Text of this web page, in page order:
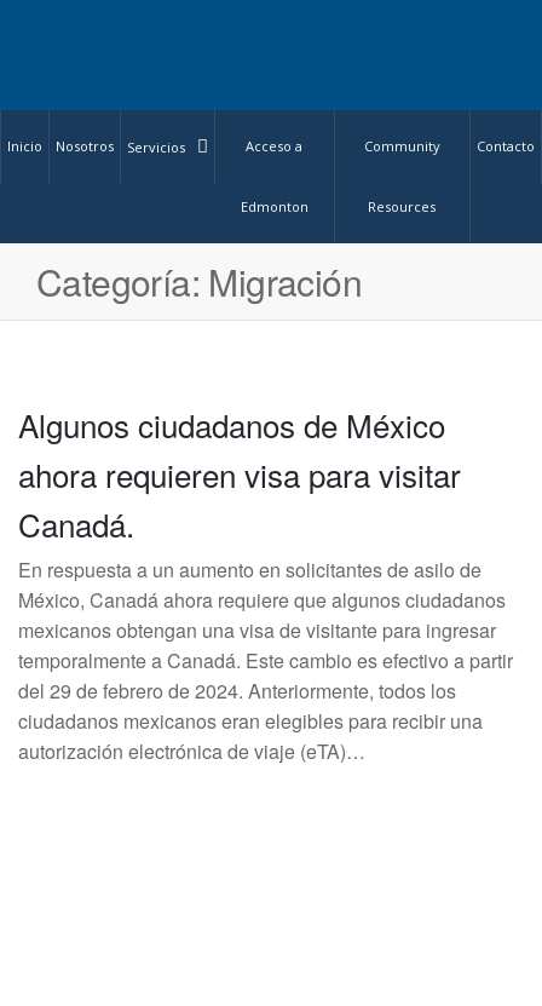
Inicio Nosotros Servicios Acceso a
Edmonton
Community
Resources
Contacto
Categoría: Migración
Algunos ciudadanos de México
ahora requieren visa para visitar
Canadá.
En respuesta a un aumento en solicitantes de asilo de
México, Canadá ahora requiere que algunos ciudadanos
mexicanos obtengan una visa de visitante para ingresar
temporalmente a Canadá. Este cambio es efectivo a partir
del 29 de febrero de 2024. Anteriormente, todos los
ciudadanos mexicanos eran elegibles para recibir una
autorización electrónica de viaje (eTA)…